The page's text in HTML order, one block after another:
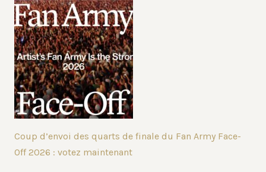
Coup d’envoi des quarts de finale du Fan Army Face-
Off 2026 : votez maintenant